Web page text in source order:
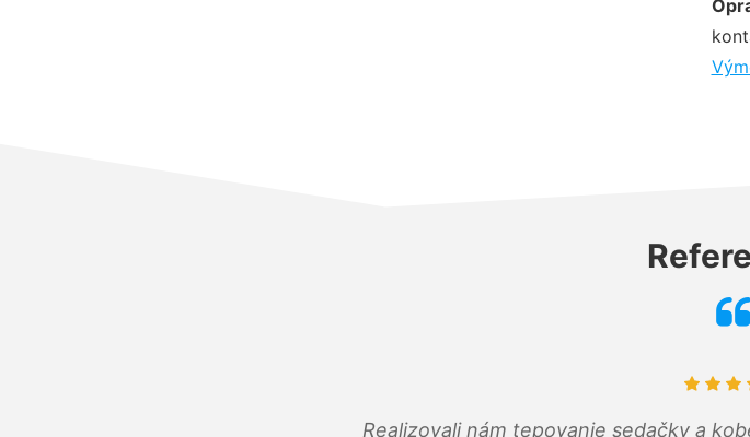
Realizovali nám tepovanie sedačky a